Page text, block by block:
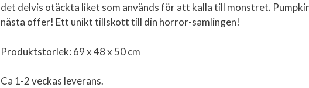
det delvis otäckta liket som används för att kalla till monstret.
nästa offer! Ett unikt tillskott till din horror-samlingen!
Produktstorlek: 69 x 48 x 50 cm
Ca 1-2 veckas leverans.